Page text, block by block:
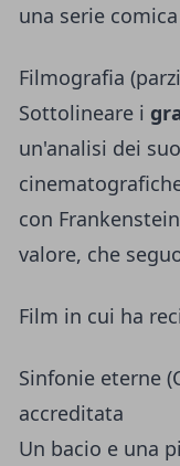
una serie
Filmografia
Sottolineare i
un'analisi dei
con
valore, che
Film in cui ha
Sinfonie eterne
accreditata
Un bacio e una